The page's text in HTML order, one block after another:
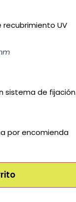
recubrimiento UV
sistema de fijación
por encomienda